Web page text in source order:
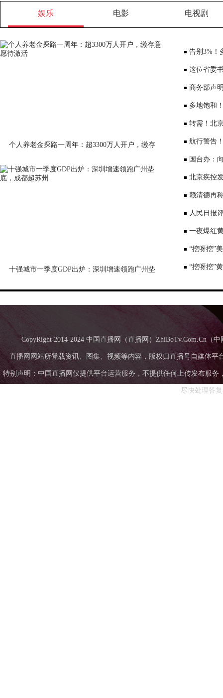
娱乐 电影 电视剧
个人养老金探路一周年：超3300万人开户，缴存
十强城市一季度GDP出炉：深圳增速领跑广州垫
告别3%！
将少3000元
这位省委
部、10位女
商务部声
大会”
多地饱和
序竞争仍是
转需！北
公布
航行警告
国台办：
表达深切哀
北京疾控
景要戴口罩
赖清德再
国台办回应
人民日报
一夜爆红
师：或涉嫌
“挖呀挖”
“挖呀挖”
CopyRight 2014-2024 中国直播网（直播网）ZhiBoTv.Com.Cn（
直播网网站所登载资讯、图集、视频等内容，版权归直播号自媒体
特别声明：中国直播网仅提供平台运营服务，不提供任何上传发布服务
尽快处理答